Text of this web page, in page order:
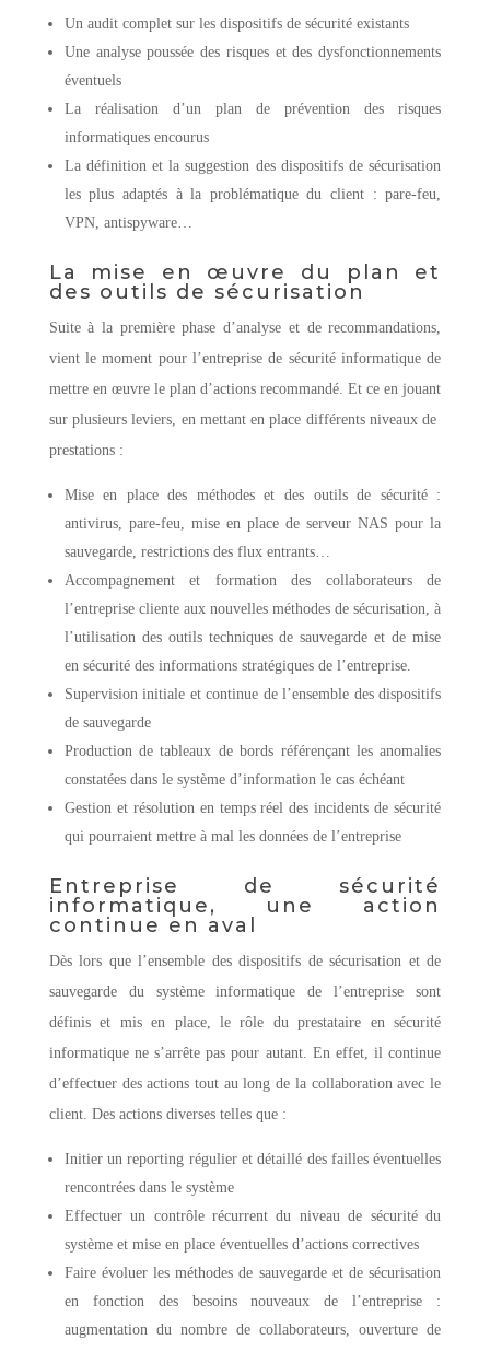
Un audit complet sur les dispositifs de sécurité existants
Une analyse poussée des risques et des dysfonctionnements
éventuels
La réalisation d’un plan de prévention des risques
informatiques encourus
La définition et la suggestion des dispositifs de sécurisation
les plus adaptés à la problématique du client : pare-feu,
VPN, antispyware…
La mise en œuvre du plan et
des outils de sécurisation
Suite à la première phase d’analyse et de recommandations,
vient le moment pour l’entreprise de sécurité informatique de
mettre en œuvre le plan d’actions recommandé. Et ce en jouant
sur plusieurs leviers, en mettant en place différents niveaux de
prestations :
Mise en place des méthodes et des outils de sécurité :
antivirus, pare-feu, mise en place de serveur NAS pour la
sauvegarde, restrictions des flux entrants…
Accompagnement et formation des collaborateurs de
l’entreprise cliente aux nouvelles méthodes de sécurisation, à
l’utilisation des outils techniques de sauvegarde et de mise
en sécurité des informations stratégiques de l’entreprise.
Supervision initiale et continue de l’ensemble des dispositifs
de sauvegarde
Production de tableaux de bords référençant les anomalies
constatées dans le système d’information le cas échéant
Gestion et résolution en temps réel des incidents de sécurité
qui pourraient mettre à mal les données de l’entreprise
Entreprise de sécurité
informatique, une action
continue en aval
Dès lors que l’ensemble des dispositifs de sécurisation et de
sauvegarde du système informatique de l’entreprise sont
définis et mis en place, le rôle du prestataire en sécurité
informatique ne s’arrête pas pour autant. En effet, il continue
d’effectuer des actions tout au long de la collaboration avec le
client. Des actions diverses telles que :
Initier un reporting régulier et détaillé des failles éventuelles
rencontrées dans le système
Effectuer un contrôle récurrent du niveau de sécurité du
système et mise en place éventuelles d’actions correctives
Faire évoluer les méthodes de sauvegarde et de sécurisation
en fonction des besoins nouveaux de l’entreprise :
augmentation du nombre de collaborateurs, ouverture de